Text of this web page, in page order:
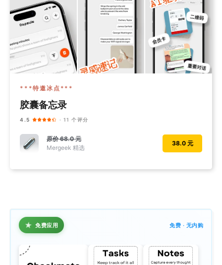
***特邀冰点***
胶囊备忘录
4.5 · 11 个评分
原价68.0 元
Mergeek 精选
38.0 元
★ 免费应用 免费 · 无内购